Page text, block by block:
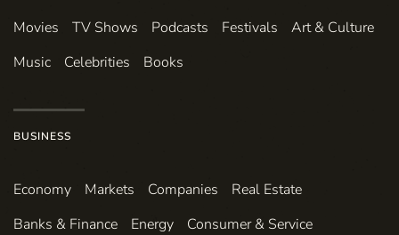
Movies TV Shows Podcasts Festivals
Art & Culture
Music
Celebrities Books
BUSINESS
Economy Markets Companies
Real Estate
Banks & Finance
Energy Consumer & Service